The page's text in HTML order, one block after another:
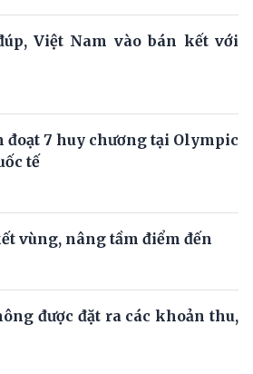
Việt Nam vào bán kết với
đoạt 7 huy chương tại Olympic
tế
vùng, nâng tầm điểm đến
được đặt ra các khoản thu,